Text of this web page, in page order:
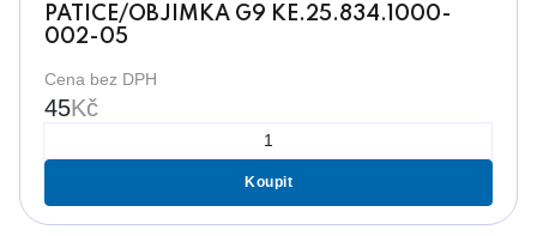
PATICE/OBJIMKA G9 KE.25.834.1000-
002-05
Cena bez DPH
45Kč
Koupit